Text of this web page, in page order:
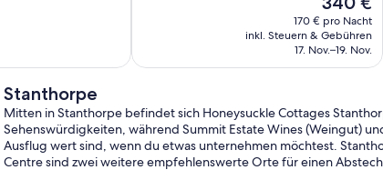
Preis
beträgt
340 €
170 € pro Nacht
inkl. Steuern & Gebühren
17. Nov.–19. Nov.
Stanthorpe
Mitten in Stanthorpe befindet sich Honeysuckle Cottages
Sehenswürdigkeiten, während Summit Estate Wines (Weingut)
Ausflug wert sind, wenn du etwas unternehmen möchtest.
Centre sind zwei weitere empfehlenswerte Orte für einen